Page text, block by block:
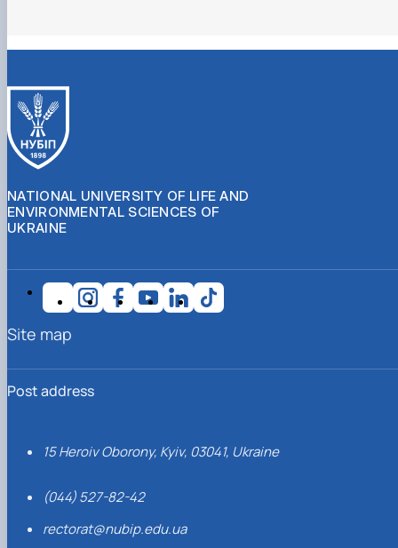
NATIONAL UNIVERSITY OF LIFE AND
ENVIRONMENTAL SCIENCES OF
UKRAINE
Post address
15 Heroiv Oborony, Kyiv, 03041, Ukraine
(044) 527-82-42
rectorat@nubip.edu.ua
Site map